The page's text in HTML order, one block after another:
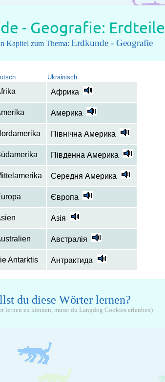
- Geografie: Erdteile
Kapitel zum Thema:Erdkunde - Geografie
Ukrainisch
Африка
Америка
Північна Америка
Південна Америка
Середня Америка
Європа
Азія
Австралія
Antarktis Антрактида
du diese Wörter lernen?
lernen zu können, musst du Langdog Cookies erlauben)